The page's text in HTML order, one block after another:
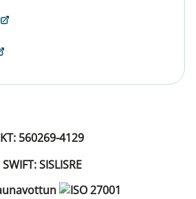
KT: 560269-4129
SWIFT: SISLISRE